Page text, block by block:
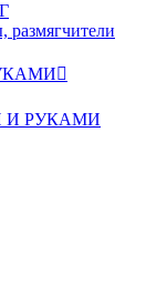
размягчители
И РУКАМИ